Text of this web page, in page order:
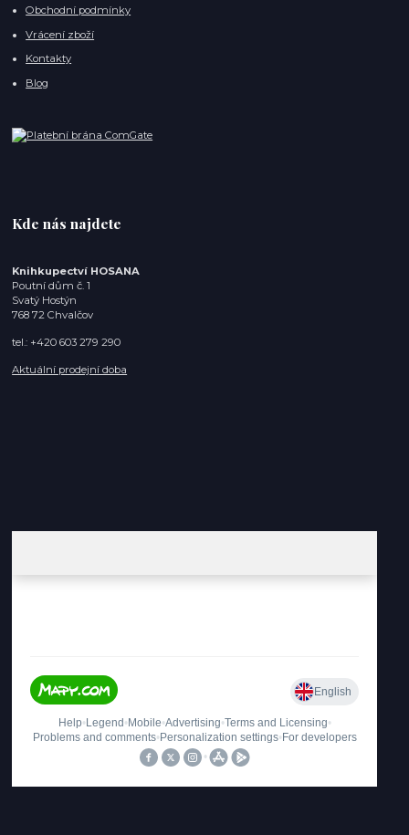
Obchodní podmínky
Vrácení zboží
Kontakty
Blog
Kde nás najdete
Knihkupectví HOSANA
Poutní dům č. 1
Svatý Hostýn
768 72 Chvalčov
tel.: +420 603 279 290
Aktuální prodejní doba